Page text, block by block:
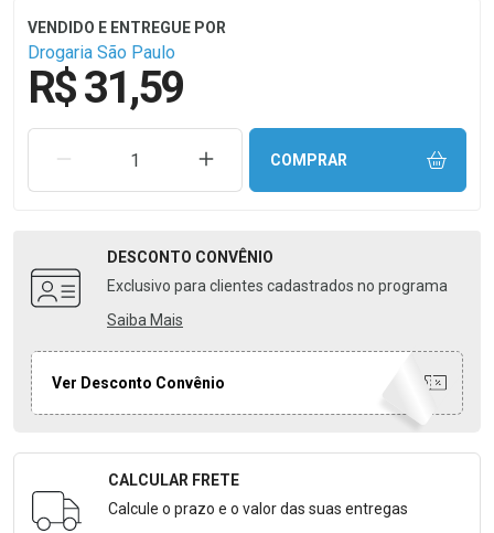
Drogaria São Paulo
R$ 31,59
REMOVER UMA UNIDADEAUMENTAR UMA UNIDADE
COMPRAR
DESCONTO CONVÊNIO
Exclusivo para clientes cadastrados no programa
Saiba Mais
Ver Desconto Convênio
Formulário para Calcular o Frete
CALCULAR FRETE
Calcule o prazo e o valor das suas entregas